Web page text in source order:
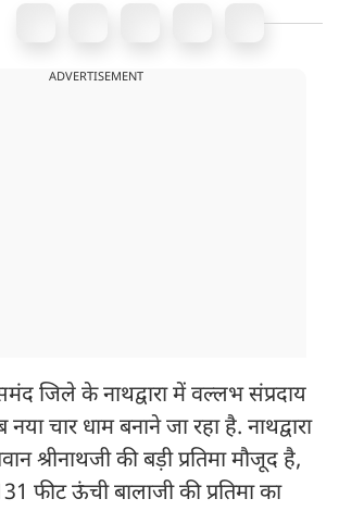
ADVERTISEMENT
जिले के नाथद्वारा में वल्लभ संप्रदाय
चार धाम बनाने जा रहा है. नाथद्वारा
श्रीनाथजी की बड़ी प्रतिमा मौजूद है,
फीट ऊंची बालाजी की प्रतिमा का